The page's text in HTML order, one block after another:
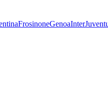
FrosinoneGenoaInter